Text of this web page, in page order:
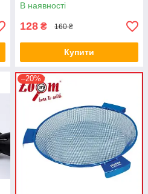
В наявності
128 ₴ 160 ₴
Купити
–20%